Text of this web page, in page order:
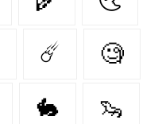
☄️ 🧐
🐇 🦦